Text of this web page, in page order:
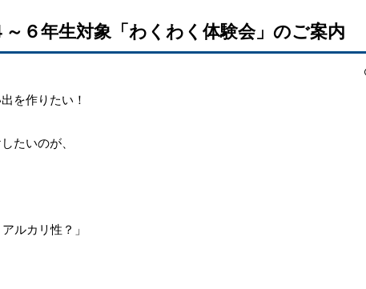
６年生対象「わくわく体験会」のご案内
を作りたい！
たいのが、
ルカリ性？」